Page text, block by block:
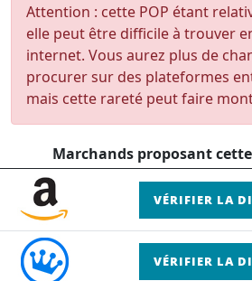
Attention : cette POP étant
elle peut être difficile à trouver
internet. Vous aurez plus de
procurer sur des plateformes
mais cette rareté peut faire
Marchands proposant
VÉRIFIER LA
VÉRIFIER LA